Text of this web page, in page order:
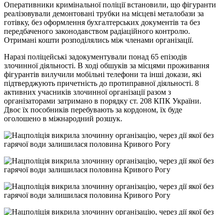
Оперативники кримінальної поліції встановили, що фігуранти
реалізовували демонтовані трубки на місцеві металобази за
готівку, без оформлення бухгалтерських документів та без
передбаченого законодавством радіаційного контролю.
Отримані кошти розподілялись між членами організації.
Наразі поліцейські задокументували понад 65 епізодів
злочинної діяльності. В ході обшуків за місцями проживання
фігурантів вилучили мобільні телефони та інші докази, які
підтверджують причетність до протиправної діяльності. 8
активних учасників злочинної організації разом з
організаторами затримано в порядку ст. 208 КПК України.
Двоє їх пособників перебувають за кордоном, їх буде
оголошено в міжнародний розшук.